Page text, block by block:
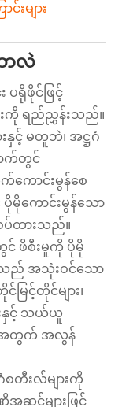
းများ
ာလဲ
ရိုဖိုင်ဖြင့်
ကို ရည်ညွှန်းသည်။
နှင့် မတူဘဲ၊ အဋ္ဌဂံ
ာက်တွင်
ောင်းမွန်စေ
ပိုမိုကောင်းမွန်သော
ပ်ထားသည်။
င် ဖိစီးမှုကို ပိုမို
သည် အသုံးဝင်သော
မြင့်တိုင်များ၊
နှင့် သယ်ယူ
းအတွက် အလွန်
တီးလ်များကို
ဆင့်များဖြင့်